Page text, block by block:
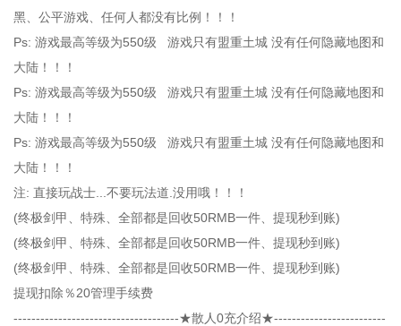
黑、公平游戏、任何人都没有比例！！！
Ps: 游戏最高等级为550级 游戏只有盟重土城 没有任何隐藏地图和
大陆！！！
Ps: 游戏最高等级为550级 游戏只有盟重土城 没有任何隐藏地图和
大陆！！！
Ps: 游戏最高等级为550级 游戏只有盟重土城 没有任何隐藏地图和
大陆！！！
注: 直接玩战士...不要玩法道.没用哦！！！
(终极剑甲、特殊、全部都是回收50RMB一件、提现秒到账)
(终极剑甲、特殊、全部都是回收50RMB一件、提现秒到账)
(终极剑甲、特殊、全部都是回收50RMB一件、提现秒到账)
提现扣除％20管理手续费
-------------------------------------★散人0充介绍★-------------------------